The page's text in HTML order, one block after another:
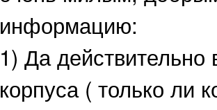
информацию:
1) Да
корпуса ( только ли